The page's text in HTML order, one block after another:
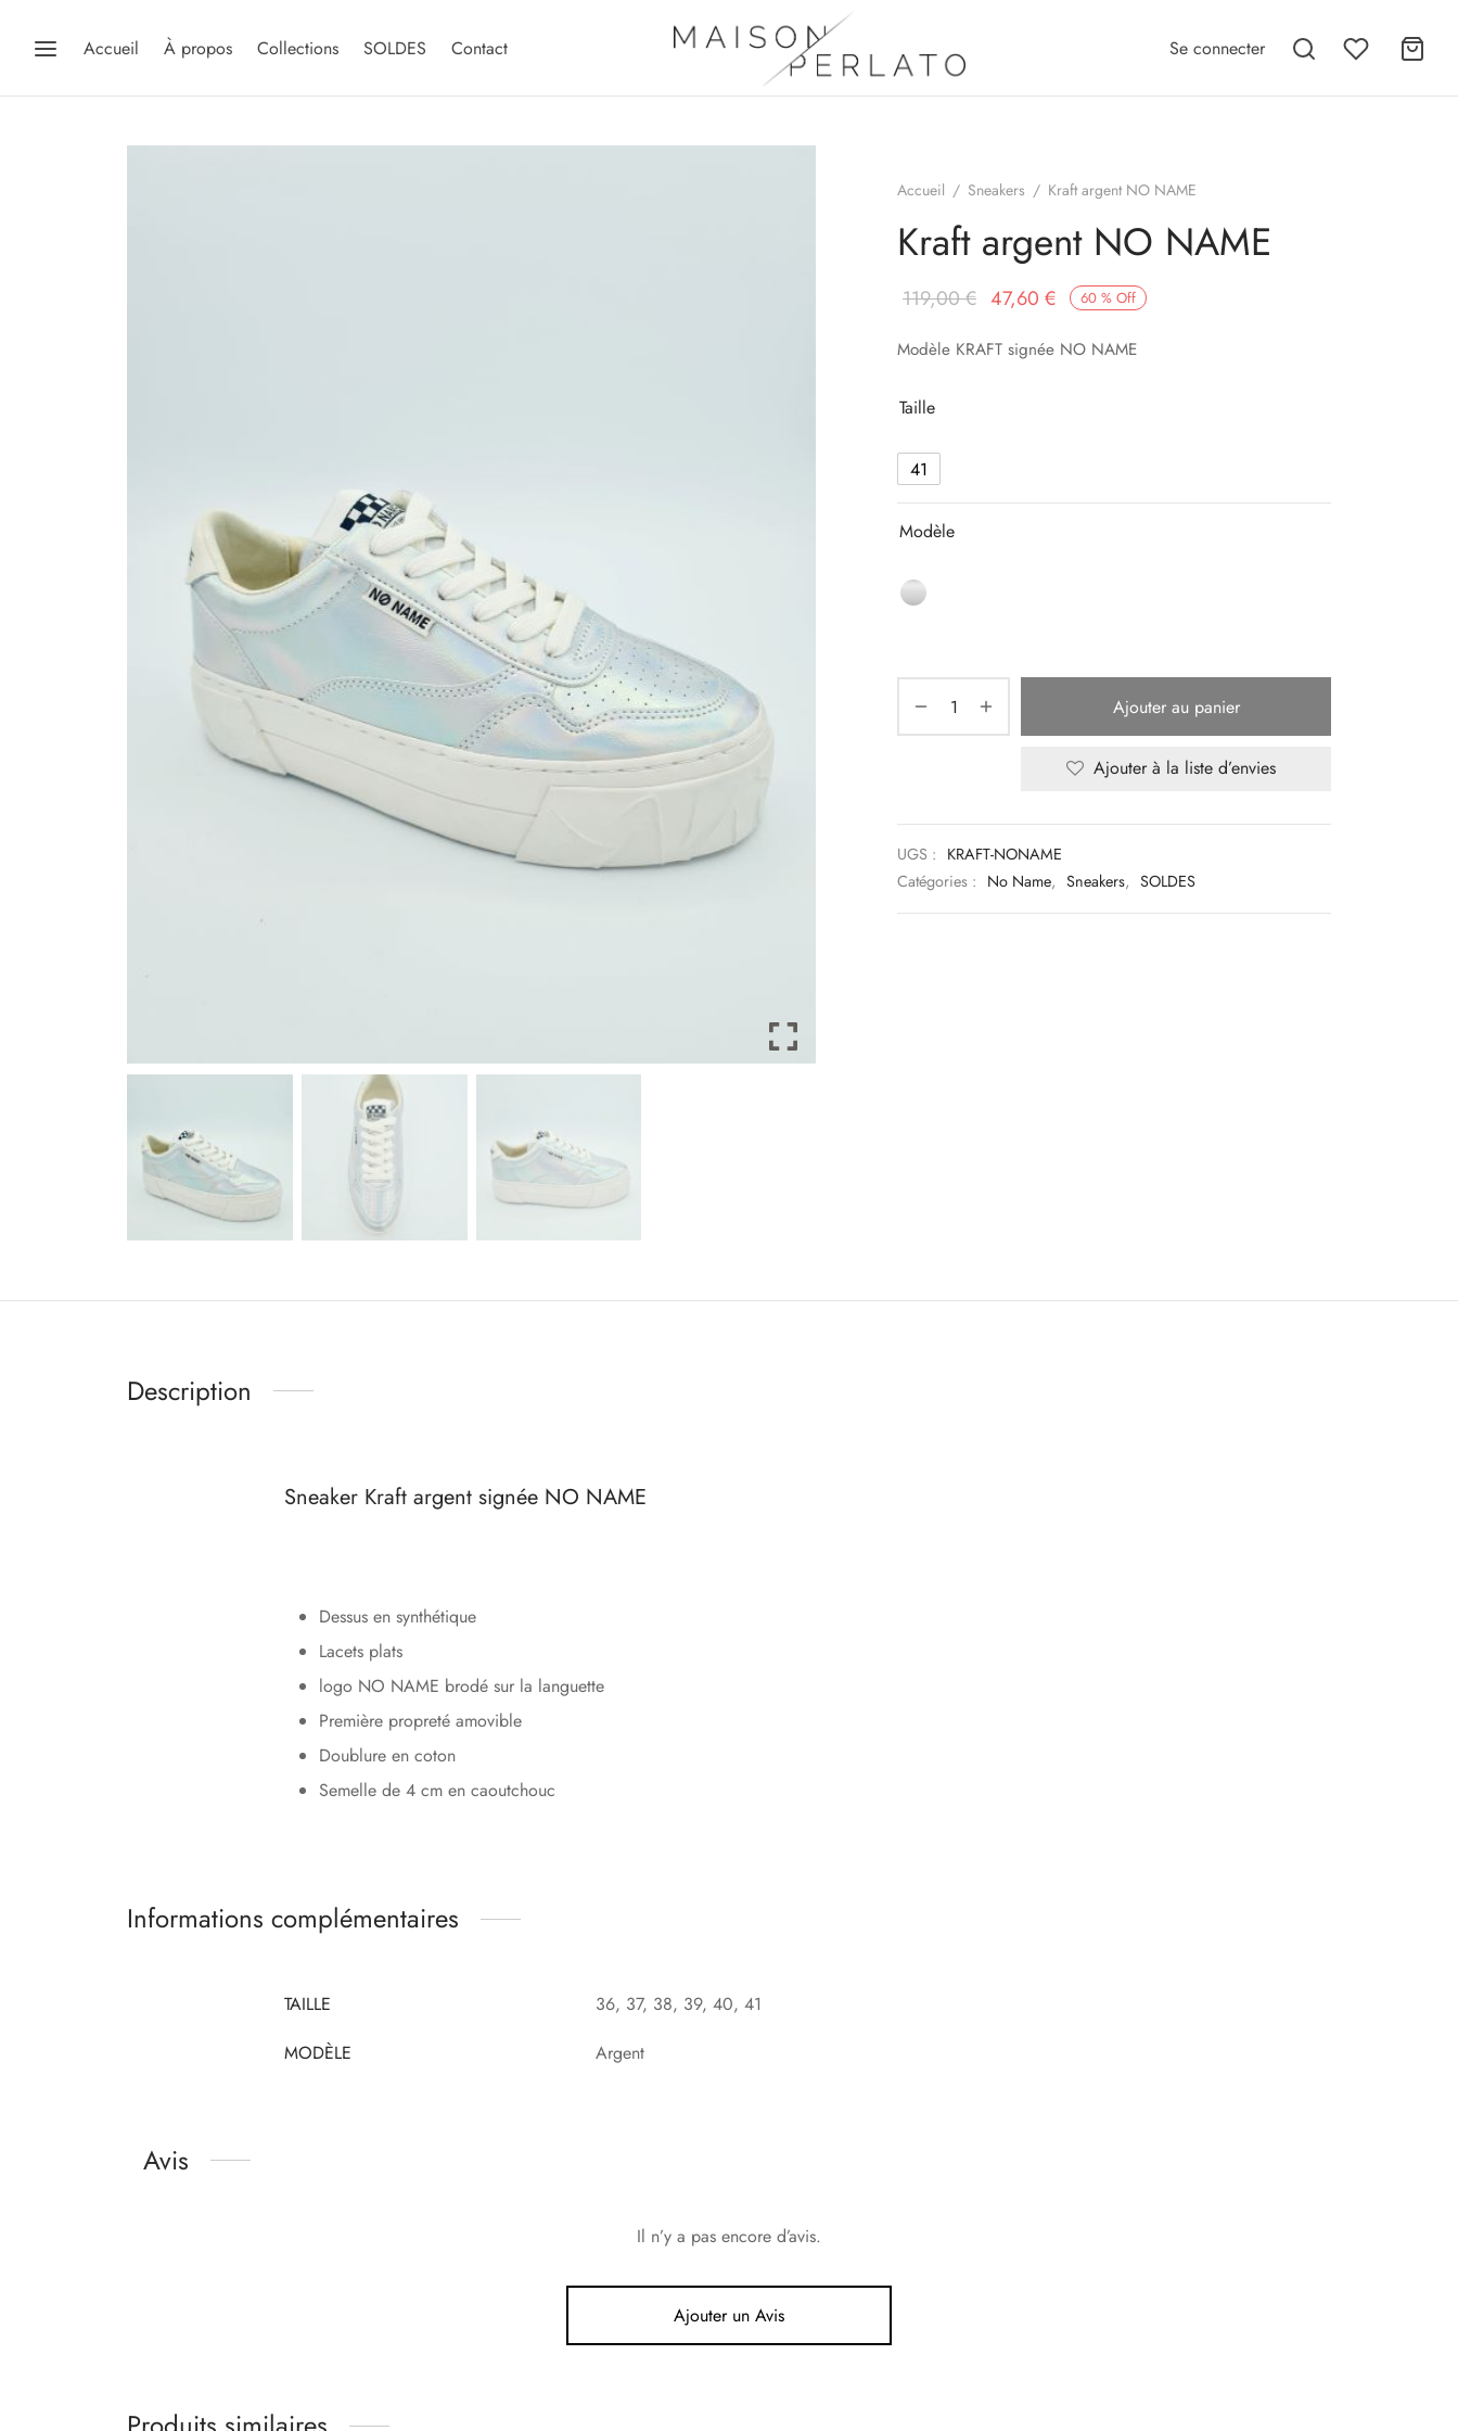
Accueil À propos Collections SOLDES Contact Se connecter
Accueil / Sneakers / Kraft argent NO NAME
Kraft argent NO NAME
60 % Off
119,00€ Le prix
était :
47,60 € Le prix
est :
Modèle KRAFT signée NO NAME
Taille
41
Modèle
Ajouter au panier
Ajouter à la liste d’envies
UGS : KRAFT-NONAME
Catégories : No Name, Sneakers, SOLDES
Description
Sneaker Kraft argent signée NO NAME
Dessus en synthétique
Lacets plats
logo NO NAME brodé sur la languette
Première propreté amovible
Doublure en coton
Semelle de 4 cm en caoutchouc
Informations complémentaires
TAILLE
36, 37, 38, 39, 40, 41
MODÈLE
Argent
Avis
Il n’y a pas encore d’avis.
Ajouter un Avis